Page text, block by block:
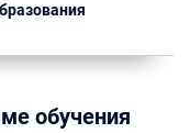
обучения